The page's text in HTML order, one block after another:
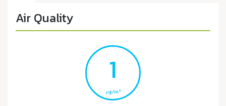
Air Quality
1
μg/m3